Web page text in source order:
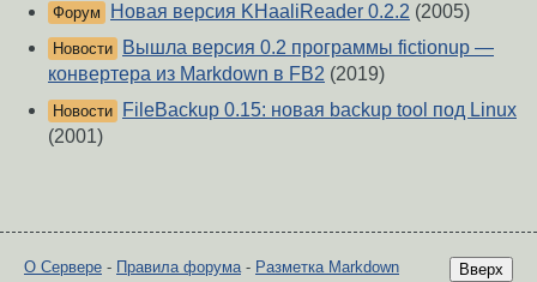
Форум Новая версия KHaaliReader 0.2.2 (2005)
Новости
Вышла версия 0.2 программы fictionup —
конвертера из Markdown в FB2 (2019)
Новости
FileBackup 0.15: новая backup tool под Linux
(2001)
Вверх
О Сервере - Правила форума- Разметка Markdown